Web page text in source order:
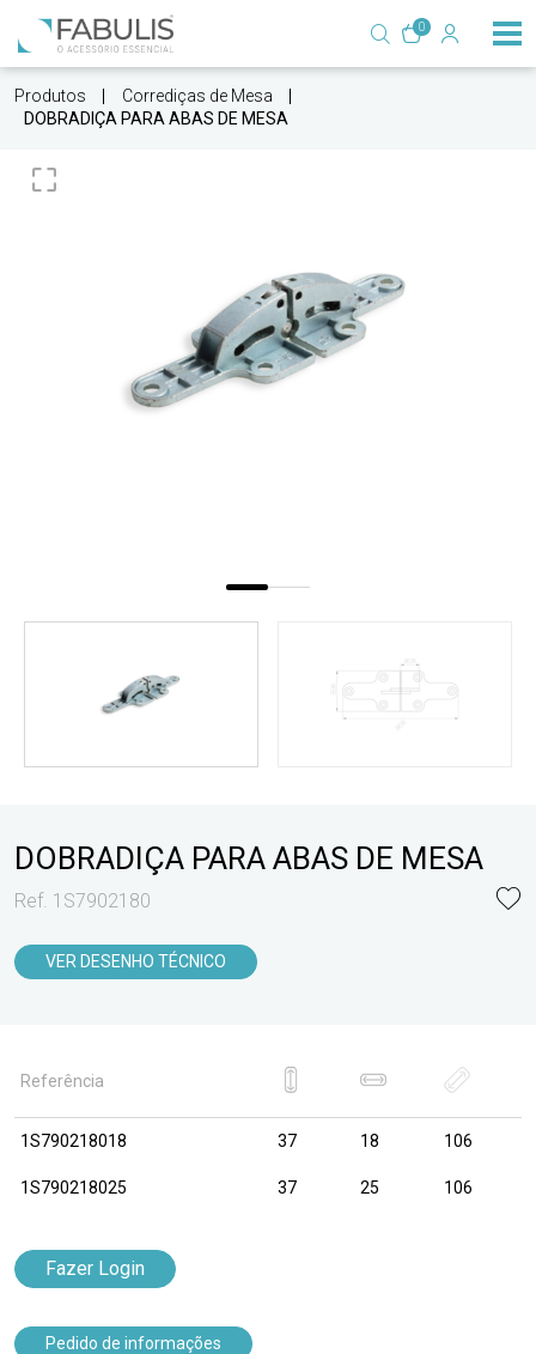
0
Produtos
Corrediças de Mesa
DOBRADIÇA PARA ABAS DE MESA
DOBRADIÇA PARA ABAS DE MESA
Ref. 1S7902180
VER DESENHO TÉCNICO
Referência
1S790218018 37 18 106
1S790218025 37 25 106
Fazer Login
Pedido de informações